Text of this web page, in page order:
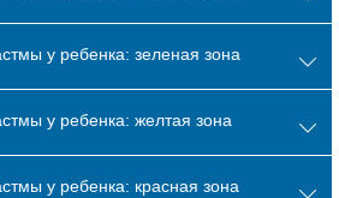
у ребенка: зеленая зона
у ребенка: желтая зона
у ребенка: красная зона